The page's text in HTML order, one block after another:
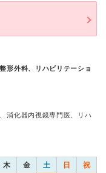
形外科、リハビリテーショ
消化器内視鏡専門医、リハ
木 金 土 日 祝